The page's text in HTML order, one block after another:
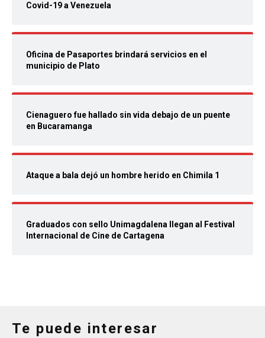
Covid-19 a Venezuela
Oficina de Pasaportes brindará servicios en el
municipio de Plato
Cienaguero fue hallado sin vida debajo de un puente
en Bucaramanga
Ataque a bala dejó un hombre herido en Chimila 1
Graduados con sello Unimagdalena llegan al Festival
Internacional de Cine de Cartagena
Te puede interesar